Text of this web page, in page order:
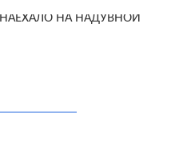
НА НАДУВНОЙ